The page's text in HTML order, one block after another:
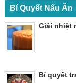
Bí Quyết Nấu Ăn
Giải nhiệt
Bí quyết